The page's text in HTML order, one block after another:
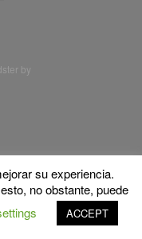
by
su experiencia.
no obstante, puede
ACCEPT